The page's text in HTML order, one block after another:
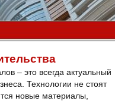
– это всегда актуальный
Технологии не стоят
новые материалы,